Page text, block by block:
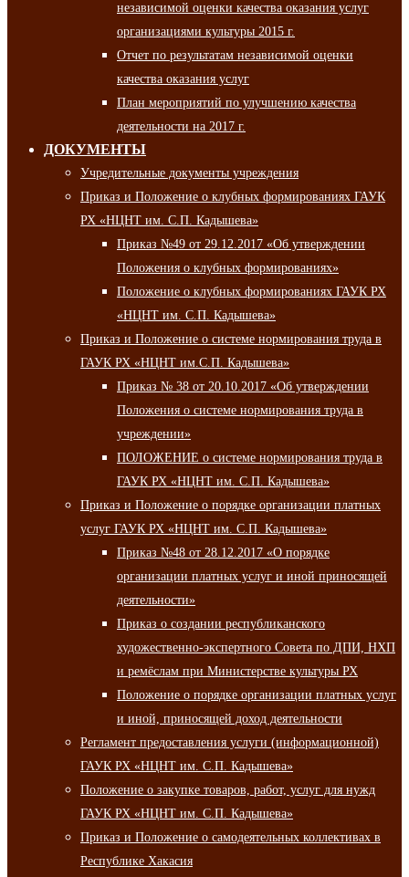
независимой оценки качества оказания услуг
организациями культуры 2015 г.
Отчет по результатам независимой оценки
качества оказания услуг
План мероприятий по улучшению качества
деятельности на 2017 г.
ДОКУМЕНТЫ
Учредительные документы учреждения
Приказ и Положение о клубных формированиях ГАУК
РХ «НЦНТ им. С.П. Кадышева»
Приказ №49 от 29.12.2017 «Об утверждении
Положения о клубных формированиях»
Положение о клубных формированиях ГАУК РХ
«НЦНТ им. С.П. Кадышева»
Приказ и Положение о системе нормирования труда в
ГАУК РХ «НЦНТ им.С.П. Кадышева»
Приказ № 38 от 20.10.2017 «Об утверждении
Положения о системе нормирования труда в
учреждении»
ПОЛОЖЕНИЕ о системе нормирования труда в
ГАУК РХ «НЦНТ им. С.П. Кадышева»
Приказ и Положение о порядке организации платных
услуг ГАУК РХ «НЦНТ им. С.П. Кадышева»
Приказ №48 от 28.12.2017 «О порядке
организации платных услуг и иной приносящей
деятельности»
Приказ о создании республиканского
художественно-экспертного Совета по ДПИ, НХП
и ремёслам при Министерстве культуры РХ
Положение о порядке организации платных услуг
и иной, приносящей доход деятельности
Регламент предоставления услуги (информационной)
ГАУК РХ «НЦНТ им. С.П. Кадышева»
Положение о закупке товаров, работ, услуг для нужд
ГАУК РХ «НЦНТ им. С.П. Кадышева»
Приказ и Положение о самодеятельных коллективах в
Республике Хакасия